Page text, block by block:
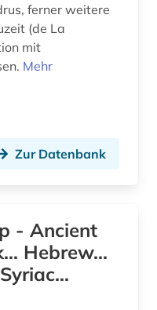
ferner weitere
(de La
mit
Mehr
Zur Datenbank
Hebrew...